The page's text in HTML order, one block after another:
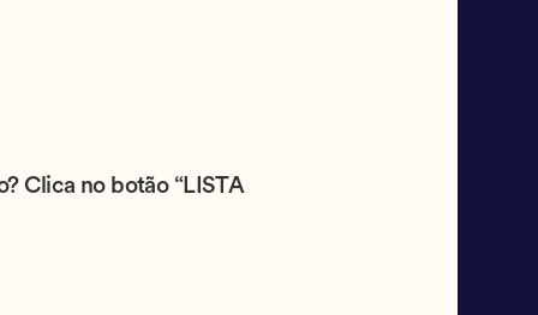
Clica no botão “LISTA